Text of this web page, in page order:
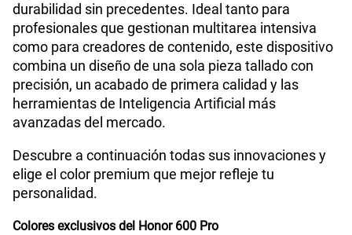
200GB en alta velocidad
S/ 289.90
Ver menos planes
durabilidad sin precedentes. Ideal tanto para
profesionales que gestionan multitarea intensiva
como para creadores de contenido, este dispositivo
combina un diseño de una sola pieza tallado con
precisión, un acabado de primera calidad y las
herramientas de Inteligencia Artificial más
avanzadas del mercado.
Descubre a continuación todas sus innovaciones y
elige el color premium que mejor refleje tu
personalidad.
Colores exclusivos del Honor 600 Pro